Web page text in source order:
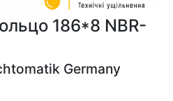
186*8 NBR-
Germany